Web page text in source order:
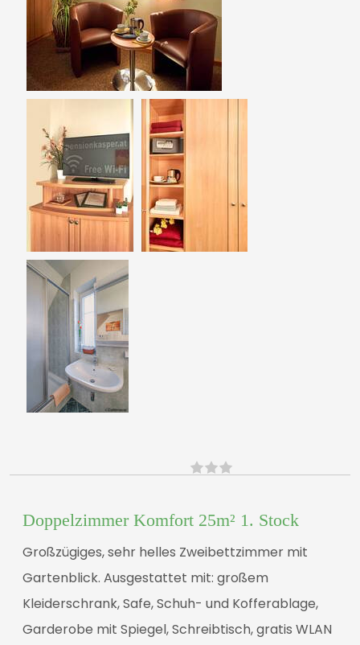
Doppelzimmer Komfort 25m² 1. Stock
Großzügiges, sehr helles Zweibettzimmer mit
Gartenblick. Ausgestattet mit: großem
Kleiderschrank, Safe, Schuh- und Kofferablage,
Garderobe mit Spiegel, Schreibtisch, gratis WLAN